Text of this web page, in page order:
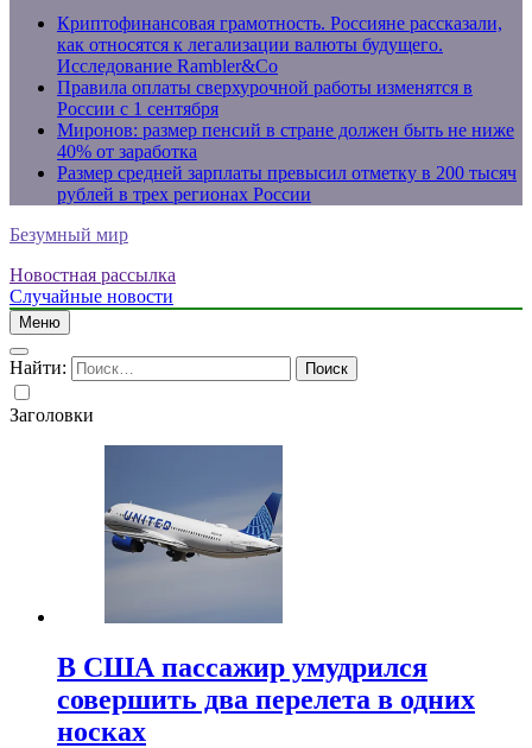
Криптофинансовая грамотность. Россияне рассказали,
как относятся к легализации валюты будущего.
Исследование Rambler&Co
Правила оплаты сверхурочной работы изменятся в
России с 1 сентября
Миронов: размер пенсий в стране должен быть не ниже
40% от заработка
Размер средней зарплаты превысил отметку в 200 тысяч
рублей в трех регионах России
Безумный мир
Новостная рассылка
Случайные новости
Меню
Найти:
Заголовки
В США пассажир умудрился
совершить два перелета в одних
носках